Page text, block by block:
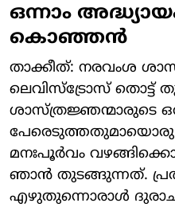
ഒന്നാം
കൊഞ്ഞന്‍
താക്കീത്: നരവംശ
ലെവിസ്ട്രോസ്
ശാസ്ത്രജ്ഞന്മാരുടെ
പേരെടുത്തതുമായൊരു
മനഃപൂര്‍വം
ഞാന്‍ തുടങ്ങുന്നത്.
എഴുതുന്നൊരാള്‍